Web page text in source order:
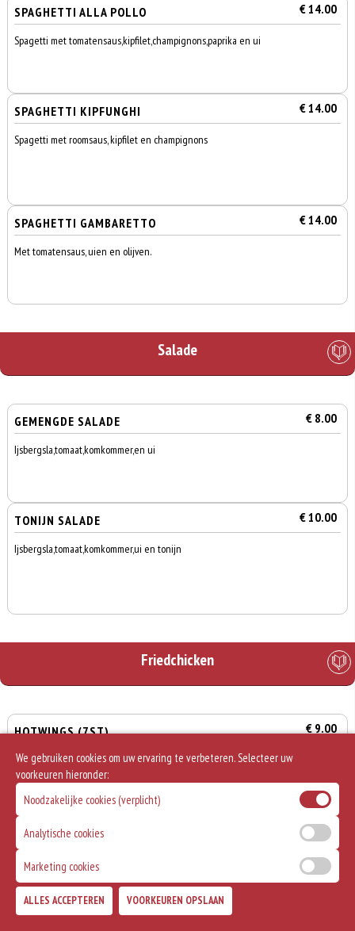
SPAGHETTI ALLA POLLO € 14.00
Spagetti met tomatensaus,kipfilet,champignons,paprika en ui
SPAGHETTI KIPFUNGHI € 14.00
Spagetti met roomsaus, kipfilet en champignons
SPAGHETTI GAMBARETTO € 14.00
Met tomatensaus, uien en olijven.
Salade
GEMENGDE SALADE € 8.00
Ijsbergsla,tomaat,komkommer,en ui
TONIJN SALADE € 10.00
Ijsbergsla,tomaat,komkommer,ui en tonijn
Friedchicken
HOTWINGS (7ST) € 9.00
HOTWINGS (12ST) € 14.00
HOTWINGS (20ST)
€ 0,00
We gebruiken cookies om uw ervaring te verbeteren. Selecteer uw
voorkeuren hieronder:
Noodzakelijke cookies (verplicht)
Analytische cookies
Marketing cookies
ALLES ACCEPTEREN VOORKEUREN OPSLAAN